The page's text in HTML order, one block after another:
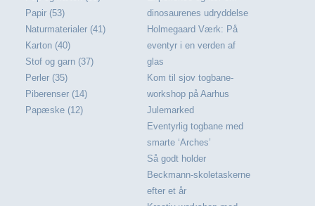
Papir (53)
Naturmaterialer (41)
Karton (40)
Stof og garn (37)
Perler (35)
Piberenser (14)
Papæske (12)
dinosaurenes udryddelse
Holmegaard Værk: På
eventyr i en verden af
glas
Kom til sjov togbane-
workshop på Aarhus
Julemarked
Eventyrlig togbane med
smarte ‘Arches’
Så godt holder
Beckmann-skoletaskerne
efter et år